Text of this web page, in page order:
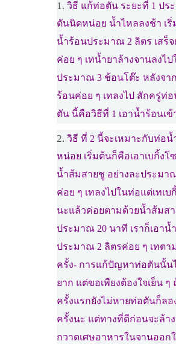
วิธี แก้ท่อตัน ระยะที่ 1 ปร
ตันนิดหน่อย น้ำไหลลงช้า เริ่
น้ำร้อนประมาณ 2 ลิตร เสร็
ค่อย ๆ เทน้ำยาล้างจานลงไ
ประมาณ 3 ช้อนโต๊ะ หลังจา
ร้อนค่อย ๆ เทลงไป สักครู่ท่
ตัน นี้คือวิธีที่ 1 เอาน้ำร้อนเข้
วิธี ที่ 2 นี้จะเหมาะกับท่อ
หน่อย เริ่มต้นก็คือเอาเบกิ้งโ
น้ำส้มสายชู อย่างละประมา
ค่อย ๆ เทลงไปในท่อแต่เทเ
นะแล้วค่อยตามด้วยน้ำส้มสา
ประมาณ 20 นาที เราก็เอาน้
ประมาณ 2 ลิตรค่อย ๆ เทตา
ครั้ง- การแก้ปัญหาท่อตันนั้น
ยาก แต่ขอเพียงต้องใจเย็น
ครั้งแรกยังไม่หายท่อตันก็ล
ครั้งนะ แต่ทางที่ดีก่อนจะล้า
กวาดเศษอาหารในจานออก